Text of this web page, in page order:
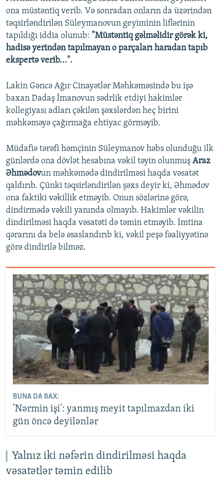
ona müstəntiq verib. Və sonradan onların da üzərindən
təqsirləndirilən Süleymanovun geyiminin liflərinin
tapıldığı iddia olunub: "Müstəntiq gəlməlidir görək ki,
hadisə yerindən tapılmayan o parçaları haradan tapıb
ekspertə verib...".
Lakin Gəncə Ağır Cinayətlər Məhkəməsində bu işə
baxan Dadaş İmanovun sədrlik etdiyi hakimlər
kollegiyası adları çəkilən şəxslərdən heç birini
məhkəməyə çağırmağa ehtiyac görməyib.
Müdafiə tərəfi həmçinin Süleymanov həbs olunduğu ilk
günlərdə ona dövlət hesabına vəkil təyin olunmuş Araz
Əhmədovun məhkəmədə dindirilməsi haqda vəsatət
qaldırıb. Çünki təqsirləndirilən şəxs deyir ki, Əhmədov
ona faktiki vəkillik etməyib. Onun sözlərinə görə,
dindirmədə vəkili yanında olmayıb. Hakimlər vəkilin
dindirilməsi haqda vəsatəti də təmin etməyib. İmtina
qərarını da belə əsaslandırıb ki, vəkil peşə fəaliyyətinə
görə dindirilə bilməz.
BUNA DA BAX:
'Nərmin işi': yanmış meyit tapılmazdan iki
gün öncə deyilənlər
Yalnız iki nəfərin dindirilməsi haqda
vəsatətlər təmin edilib